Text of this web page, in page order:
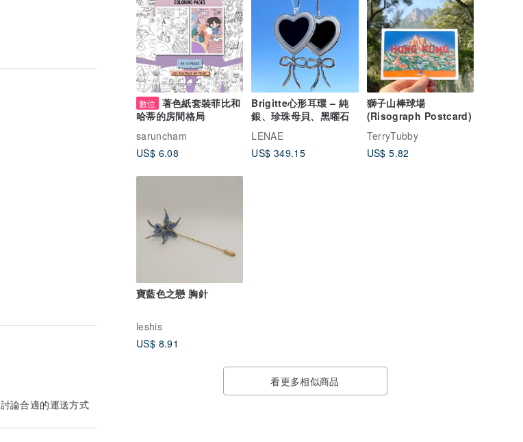
數位
著色紙套裝菲比和
哈蒂的房間格局
saruncham
US$ 6.08
Brigitte心形耳環 – 純
銀、珍珠母貝、黑曜石
LENAE
US$ 349.15
獅子山棒球場
(Risograph Postcard)
TerryTubby
US$ 5.82
寶藍色之戀 胸針
leshis
US$ 8.91
看更多相似商品
討論合適的運送方式